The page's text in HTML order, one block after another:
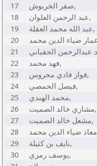
17
صقر الخربوش,
18
عبد الرحمن العلوان,
19
عبد الله محمد العقلة,
20
21
22
فهد محمد,
23
فواز فادي محروس,
24
فيصل الحمصي,
25
محمد الهندي,
26
مشاري خالد الصميت,
27
مشعل خالد الصميت,
28
29
نايف بن كثيلة,
30
يوسف رمزي,